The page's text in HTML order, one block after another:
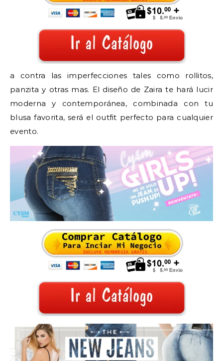
a contra las imperfecciones tales como rollitos,
panzita y otras mas. El diseño de Zaira te hará lucir
moderna y contemporánea, combinada con tu
blusa favorita, será el outfit perfecto para cualquier
evento.